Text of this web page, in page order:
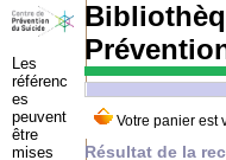
Résultat de la
Les
référenc
es
peuvent
être
mises